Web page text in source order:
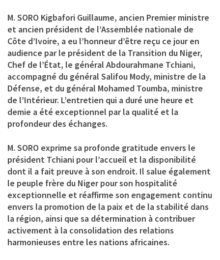
M. SORO Kigbafori Guillaume, ancien Premier ministre
et ancien président de l’Assemblée nationale de
Côte d’Ivoire, a eu l’honneur d’être reçu ce jour en
audience par le président de la Transition du Niger,
Chef de l’État, le général Abdourahmane Tchiani,
accompagné du général Salifou Mody, ministre de la
Défense, et du général Mohamed Toumba, ministre
de l’Intérieur. L’entretien qui a duré une heure et
demie a été exceptionnel par la qualité et la
profondeur des échanges.
M. SORO exprime sa profonde gratitude envers le
président Tchiani pour l’accueil et la disponibilité
dont il a fait preuve à son endroit. Il salue également
le peuple frère du Niger pour son hospitalité
exceptionnelle et réaffirme son engagement continu
envers la promotion de la paix et de la stabilité dans
la région, ainsi que sa détermination à contribuer
activement à la consolidation des relations
harmonieuses entre les nations africaines.